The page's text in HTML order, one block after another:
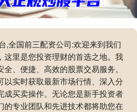
,全国前三配资公司:欢迎来到我们
这里是您投资理财的首选之地。我
、便捷、高效的股票交易服务。
以实时获取最新市场行情、深入分
成买卖操作。无论您是新手投资者
的专业团队和先进技术都将助您在